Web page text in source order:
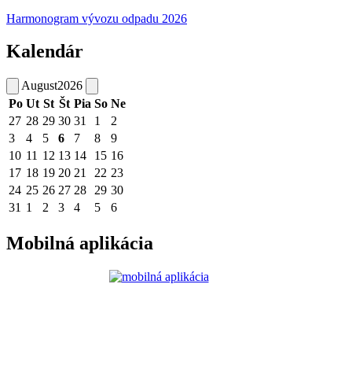
Harmonogram vývozu odpadu 2026
Kalendár
August2026
Po Ut St Št Pia So Ne
27 28 29 30 31 1
2
3
4 5 6 7 8
9
10 11 12 13 14 15 16
17 18 19 20 21 22 23
24 25 26 27 28 29 30
31 1 2 3 4 5 6
Mobilná aplikácia